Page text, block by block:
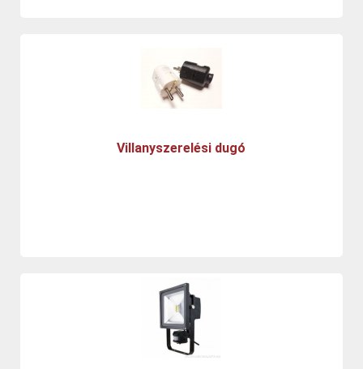
Villanyszerelési dugó